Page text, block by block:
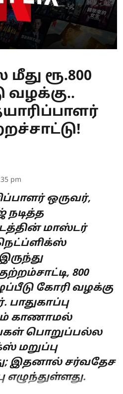
ரூ.800
வழக்கு..
pm
ஒருவர்,
மாஸ்டர்
800
கோரி வழக்கு
காணாமல்
பொறுப்பல்ல
மறுப்பு
இதனால் சர்வதேச
எழுந்துள்ளது.